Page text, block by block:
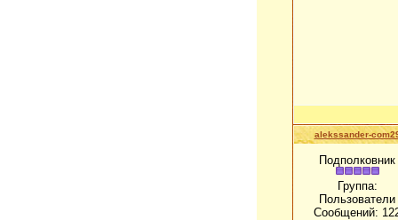
alekssander-
Подполковник
Группа:
Пользователи
Сообщений: